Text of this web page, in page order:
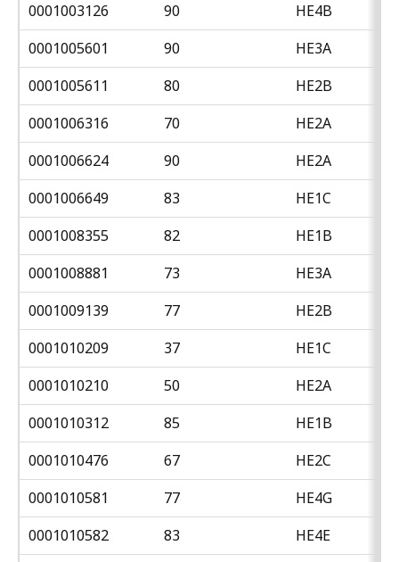
0001003126
90
HE4B
0001005601
90
HE3A
0001005611
80
HE2B
0001006316
70
HE2A
0001006624
90
HE2A
0001006649
83
HE1C
0001008355
82
HE1B
0001008881
73
HE3A
0001009139
77
HE2B
0001010209
37
HE1C
0001010210
50
HE2A
0001010312
85
HE1B
0001010476
67
HE2C
0001010581
77
HE4G
0001010582
83
HE4E